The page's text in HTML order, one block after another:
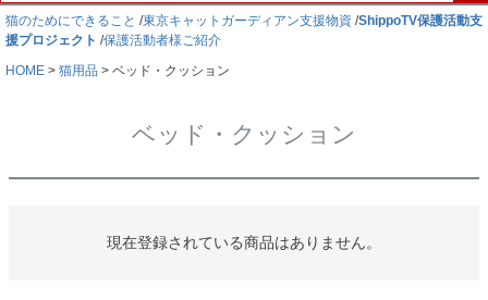
猫のためにできること /東京キャットガーディアン支援物資 /ShippoTV保護活動支
援プロジェクト /保護活動者様ご紹介
HOME
猫用品 ベッド・クッション
ベッド・クッション
現在登録されている商品はありません。